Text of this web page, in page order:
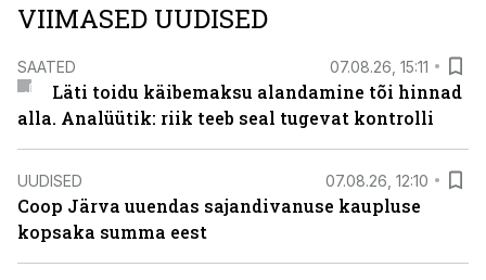
VIIMASED UUDISED
SAATED 07.08.26, 15:11
Läti toidu käibemaksu alandamine tõi hinnad
alla. Analüütik: riik teeb seal tugevat kontrolli
UUDISED 07.08.26, 12:10
Coop Järva uuendas sajandivanuse kaupluse
kopsaka summa eest